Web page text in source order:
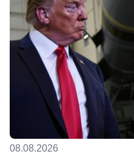
08.08.2026